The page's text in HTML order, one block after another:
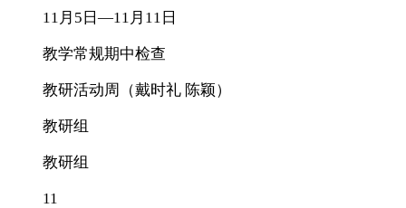
11月5日—11月11日
教学常规期中检查
教研活动周（戴时礼 陈颖）
教研组
教研组
11